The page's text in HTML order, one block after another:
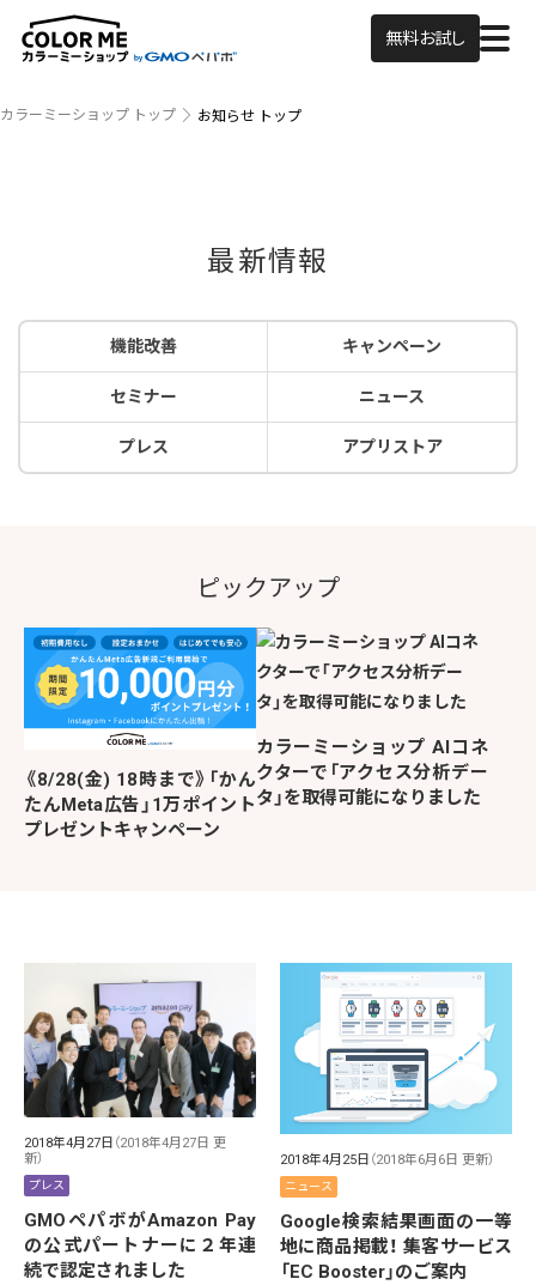
無料お試し
カラーミーショップ トップ お知らせ トップ
最新情報
機能改善 キャンペーン
セミナー ニュース
プレス アプリストア
ピックアップ
《8/28(金) 18時まで》「かん
たんMeta広告」1万ポイント
プレゼントキャンペーン
カラーミーショップ AIコネ
クターで「アクセス分析デー
タ」を取得可能になりました
2018年4月27日 （2018年4月27日 更
新）
プレス
GMOペパボがAmazon Pay
の公式パートナーに２年連
続で認定されました
2018年4月25日 （2018年6月6日 更新）
ニュース
Google検索結果画面の一等
地に商品掲載！ 集客サービス
「EC Booster」のご案内